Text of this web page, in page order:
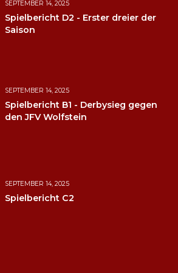
SEPTEMBER 14, 2025
Spielbericht D2 - Erster dreier der
Saison
SEPTEMBER 14, 2025
Spielbericht B1 - Derbysieg gegen
den JFV Wolfstein
SEPTEMBER 14, 2025
Spielbericht C2